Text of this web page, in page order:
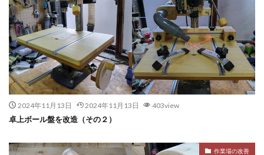
2024年11月13日 2024年11月13日 403view
卓上ボール盤を改造（その２）
作業場の改善